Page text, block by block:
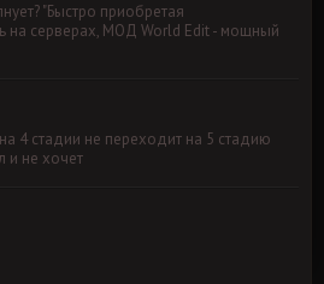
"Быстро приобретая
на серверах, МОД World Edit - мощный
4 стадии не переходит на 5 стадию
и не хочет